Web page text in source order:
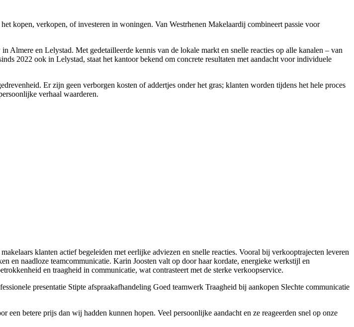
kopen, verkopen, of investeren in woningen. Van Westrhenen Makelaardij combineert passie voor
en Lelystad. Met gedetailleerde kennis van de lokale markt en snelle reacties op alle kanalen – van
2022 ook in Lelystad, staat het kantoor bekend om concrete resultaten met aandacht voor individuele
Er zijn geen verborgen kosten of addertjes onder het gras; klanten worden tijdens het hele proces
verhaal waarderen.
klanten actief begeleiden met eerlijke adviezen en snelle reacties. Vooral bij verkooptrajecten leveren
en naadloze teamcommunicatie. Karin Joosten valt op door haar kordate, energieke werkstijl en
en traagheid in communicatie, wat contrasteert met de sterke verkoopservice.
presentatie Stipte afspraakafhandeling Goed teamwerk Traagheid bij aankopen Slechte communicatie
betere prijs dan wij hadden kunnen hopen. Veel persoonlijke aandacht en ze reageerden snel op onze